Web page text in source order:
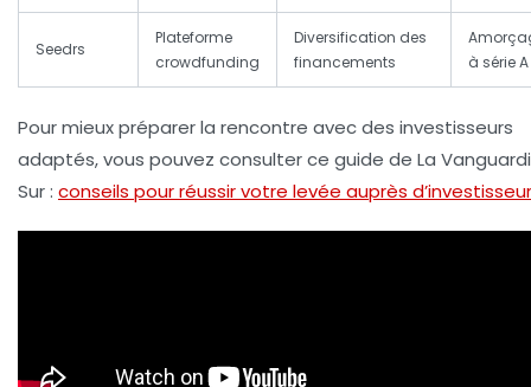
Seedrs
Plateforme
crowdfunding
Diversification des
financements
à série A
Pour mieux préparer la rencontre avec des investisseurs
adaptés, vous pouvez consulter ce guide de La
Sur : conseils pour réussir votre levée auprès